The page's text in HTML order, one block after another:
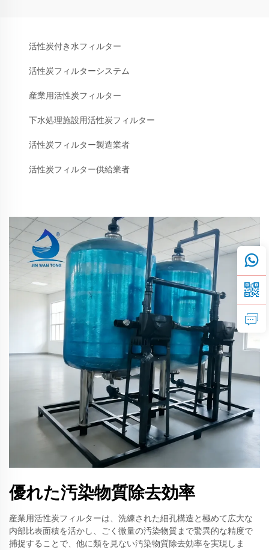
活性炭付き水フィルター
活性炭フィルターシステム
産業用活性炭フィルター
下水処理施設用活性炭フィルター
活性炭フィルター製造業者
活性炭フィルター供給業者
優れた汚染物質除去効率
産業用活性炭フィルターは、洗練された細孔構造と極めて広大な
内部比表面積を活かし、ごく微量の汚染物質まで驚異的な精度で
捕捉することで、他に類を見ない汚染物質除去効率を実現しま